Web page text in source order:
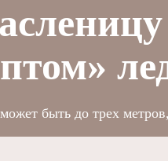
быть до трех